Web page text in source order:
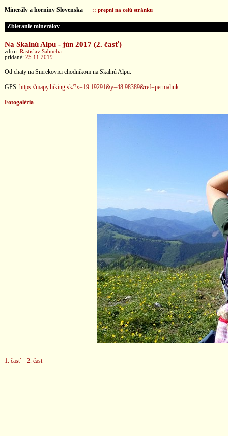
Minerály a horniny Slovenska :: prepni na celú stránku
Zbieranie minerálov
Na Skalnú Alpu - jún 2017 (2. časť)
zdroj: Rastislav Sabucha
pridané: 25.11.2019
Od chaty na Smrekovici chodníkom na Skalnú Alpu.
GPS: https://mapy.hiking.sk/?x=19.19291&y=48.98389&ref=permalink
Fotogaléria
1. časť 2. časť